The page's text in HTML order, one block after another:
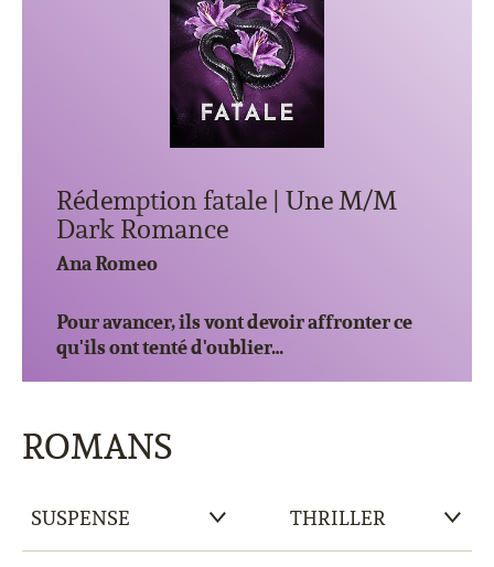
Rédemption fatale | Une M/M
Dark Romance
Ana Romeo
Pour avancer, ils vont devoir affronter ce
qu'ils ont tenté d'oublier…
ROMANS